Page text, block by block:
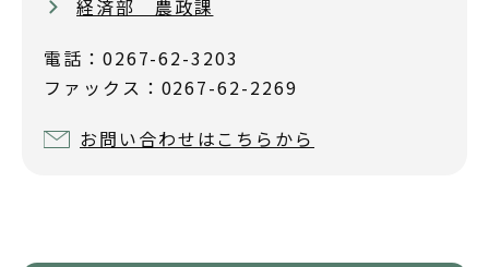
経済部 農政課
電話：0267-62-3203
ファックス：0267-62-2269
お問い合わせはこちらから